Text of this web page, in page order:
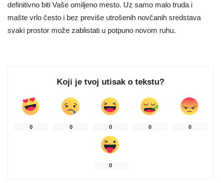
definitivno biti Vaše omiljeno mesto. Uz samo malo truda i
mašte vrlo često i bez previše utrošenih novčanih sredstava
svaki prostor može zablistati u potpuno novom ruhu.
Koji je tvoj utisak o tekstu?
0 0 0 0 0
0